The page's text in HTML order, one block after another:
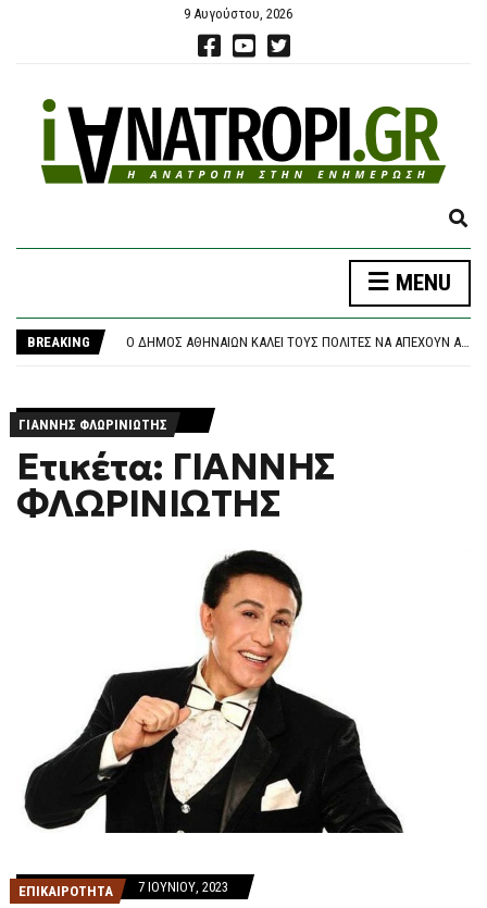
9 Αυγούστου, 2026
E
P
N
MENU
BREAKING
ΤΡΑΓΩΔΊΑ ΣΤΗΝ ΠΆΡΟ: 4ΧΡΟΝΟ ΠΑΙΔΊ ΈΧΑΣΕ ΤΗ ΖΩΉ ΤΟΥ ΣΕ ΠΙΣΊΝΑ BEACH BAR
Ο ΔΉΜΟΣ ΑΘΗΝΑΊΩΝ ΚΑΛΕΊ ΤΟΥΣ ΠΟΛΊΤΕΣ ΝΑ ΑΠΈΧΟΥΝ ΑΠΌ ΕΡΓΑΣΊΕΣ ΣΕ ΕΞΩΤΕΡΙΚΟΎΣ ΧΏΡΟΥΣ ΠΟΥ ΜΠΟΡΕΊ ΝΑ ΠΡΟΚΑΛΈΣΟΥΝ ΠΥΡΚΑΓΙΆ
ΓΙΑΝΝΗΣ ΦΛΩΡΙΝΙΩΤΗΣ
Ετικέτα: ΓΙΑΝΝΗΣ
ΦΛΩΡΙΝΙΩΤΗΣ
ΕΠΙΚΑΙΡΟΤΗΤΑ 7 ΙΟΥΝΊΟΥ, 2023